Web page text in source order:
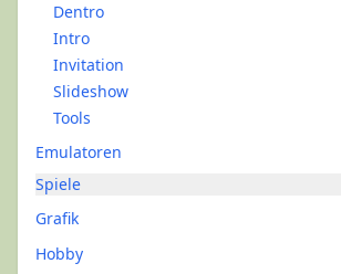
Dentro
Intro
Invitation
Slideshow
Tools
Emulatoren
Spiele
Grafik
Hobby